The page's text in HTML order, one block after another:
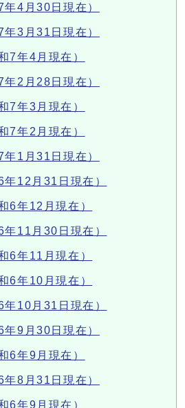
4月30日現在）
3月31日現在）
7年4月現在）
2月28日現在）
7年3月現在）
7年2月現在）
1月31日現在）
12月31日現在）
6年12月現在）
11月30日現在）
6年11月現在）
6年10月現在）
10月31日現在）
9月30日現在）
6年9月現在）
8月31日現在）
6年9月現在）